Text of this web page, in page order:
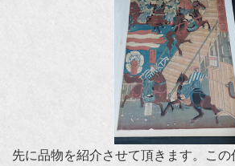
先に品物を紹介させて頂きます。こ